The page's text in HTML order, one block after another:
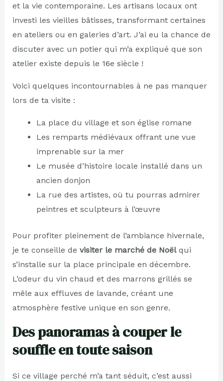
et la vie contemporaine. Les artisans locaux ont
investi les vieilles bâtisses, transformant certaines
en ateliers ou en galeries d’art. J’ai eu la chance de
discuter avec un potier qui m’a expliqué que son
atelier existe depuis le 16e siècle !
Voici quelques incontournables à ne pas manquer
lors de ta visite :
La place du village et son église romane
Les remparts médiévaux offrant une vue
imprenable sur la mer
Le musée d’histoire locale installé dans un
ancien donjon
La rue des artistes, où tu pourras admirer
peintres et sculpteurs à l’œuvre
Pour profiter pleinement de l’ambiance hivernale,
je te conseille de visiter le marché de Noëlqui
s’installe sur la place principale en décembre.
L’odeur du vin chaud et des marrons grillés se
mêle aux effluves de lavande, créant une
atmosphère festive unique en son genre.
Des panoramas à couper le
souffle en toute saison
Si ce village perché m’a tant séduit, c’est aussi